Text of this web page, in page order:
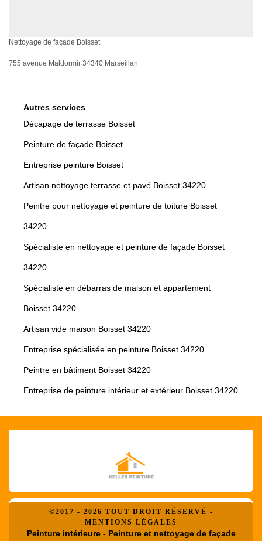
Nettoyage de façade Boisset
755 avenue Maldormir 34340 Marseillan
Autres services
Décapage de terrasse Boisset
Peinture de façade Boisset
Entreprise peinture Boisset
Artisan nettoyage terrasse et pavé Boisset 34220
Peintre pour nettoyage et peinture de toiture Boisset
34220
Spécialiste en nettoyage et peinture de façade Boisset
34220
Spécialiste en débarras de maison et appartement
Boisset 34220
Artisan vide maison Boisset 34220
Entreprise spécialisée en peinture Boisset 34220
Peintre en bâtiment Boisset 34220
Entreprise de peinture intérieur et extérieur Boisset 34220
©2017 - 2026 TOUT DROIT RÉSERVÉ -
MENTIONS LÉGALES
Peinture intérieure - Peinture et nettoyage de façade